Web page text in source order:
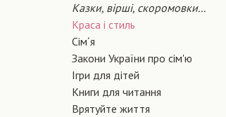
Казки, вірші, скоромовки...
Краса і стиль
Сiм´я
Закони України про сiм'ю
Ігри для дітей
Книги для читання
Врятуйте життя